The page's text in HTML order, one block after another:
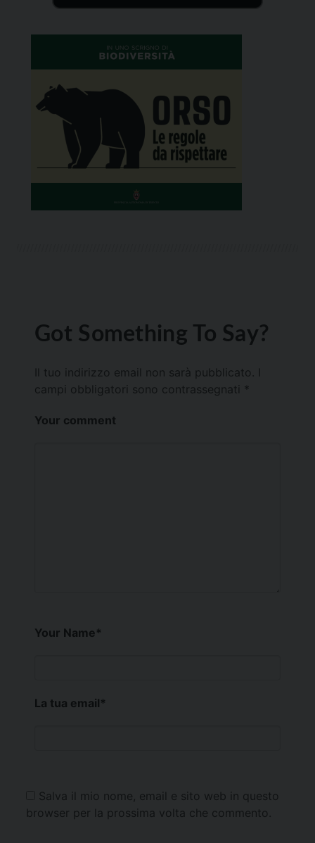
Got Something To Say?
Il tuo indirizzo email non sarà pubblicato.
campi obbligatori sono contrassegnati *
Your comment
Your Name*
La tua email*
Salva il mio nome, email e sito web in questo
browser per la prossima volta che commento.